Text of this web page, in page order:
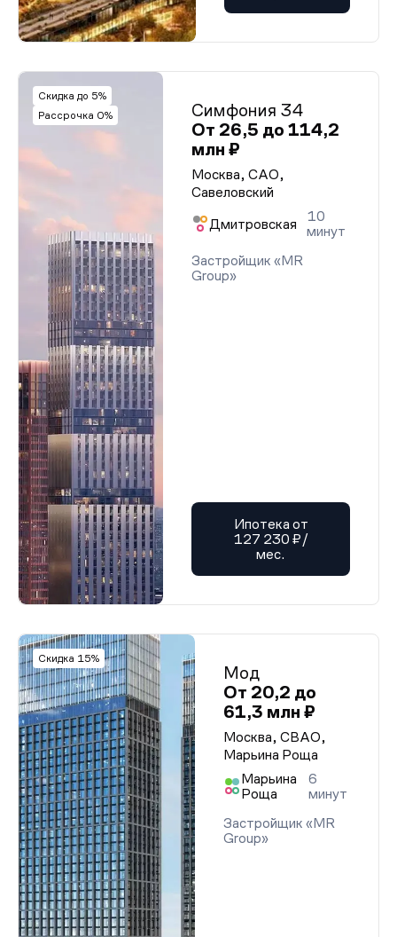
Скидка до 5%
Рассрочка 0%
Симфония 34
От 26,5 до 114,2
млн ₽
Москва, САО,
Савеловский
Дмитровская
10
минут
Застройщик «MR
Group»
Ипотека от
127 230 ₽/
мес.
Скидка 15%
Мод
От 20,2 до
61,3 млн ₽
Москва, СВАО,
Марьина Роща
Марьина
Роща
6
минут
Застройщик «MR
Group»